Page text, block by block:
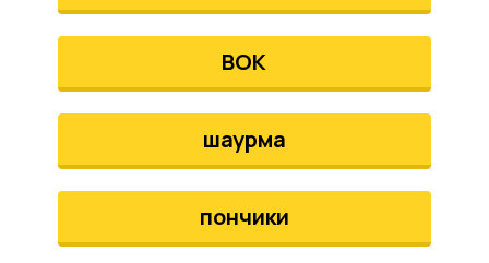
ВОК
шаурма
пончики